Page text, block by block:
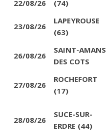
22/08/26
(74)
23/08/26
LAPEYROUSE
(63)
26/08/26
SAINT-AMANS
DES COTS
27/08/26
ROCHEFORT
(17)
28/08/26
SUCE-SUR-
ERDRE (44)